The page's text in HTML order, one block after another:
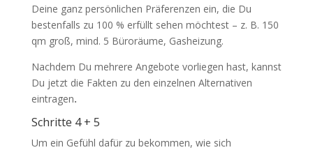
Deine ganz persönlichen Präferenzen ein, die Du
bestenfalls zu 100 % erfüllt sehen möchtest – z. B. 150
qm groß, mind. 5 Büroräume, Gasheizung.
Nachdem Du mehrere Angebote vorliegen hast, kannst
Du jetzt die Fakten zu den einzelnen Alternativen
eintragen.
Schritte 4 + 5
Um ein Gefühl dafür zu bekommen, wie sich